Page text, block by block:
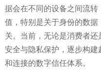
据会在不同的设备之间流
值，特别是关于身份的数
关。当前，无论是消费者
安全与隐私保护，逐步构
和连接的数字信任体系。